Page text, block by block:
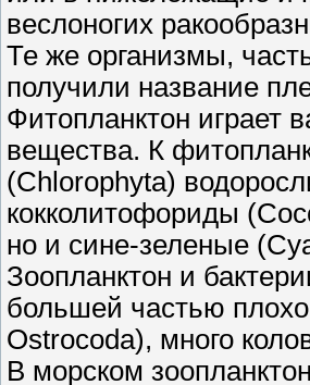
веслоногих
Те же организмы,
получили название
Фитопланктон играет
вещества. К
(Chlorophyta)
кокколитофориды
но и сине-зеленые
Зоопланктон и
большей частью
Ostrocoda), много
В морском